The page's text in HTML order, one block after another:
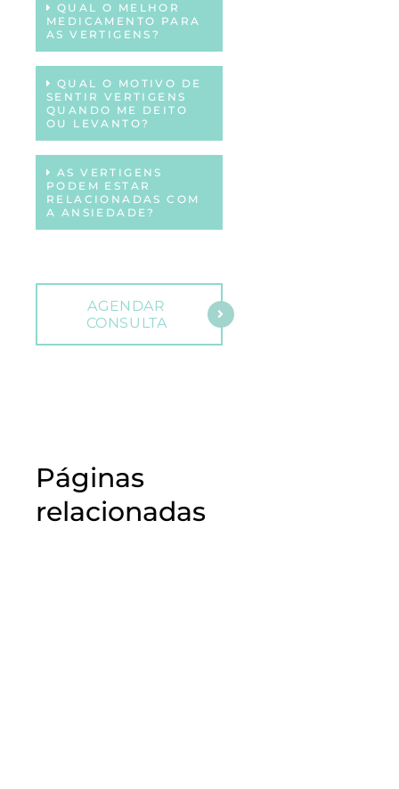
QUAL O MELHOR
MEDICAMENTO PARA
AS VERTIGENS?
QUAL O MOTIVO DE
SENTIR VERTIGENS
QUANDO ME DEITO
OU LEVANTO?
AS VERTIGENS
PODEM ESTAR
RELACIONADAS COM
A ANSIEDADE?
AGENDAR
CONSULTA
Páginas
relacionadas